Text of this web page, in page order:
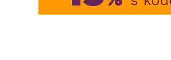
BYTOVÝ TEXTIL